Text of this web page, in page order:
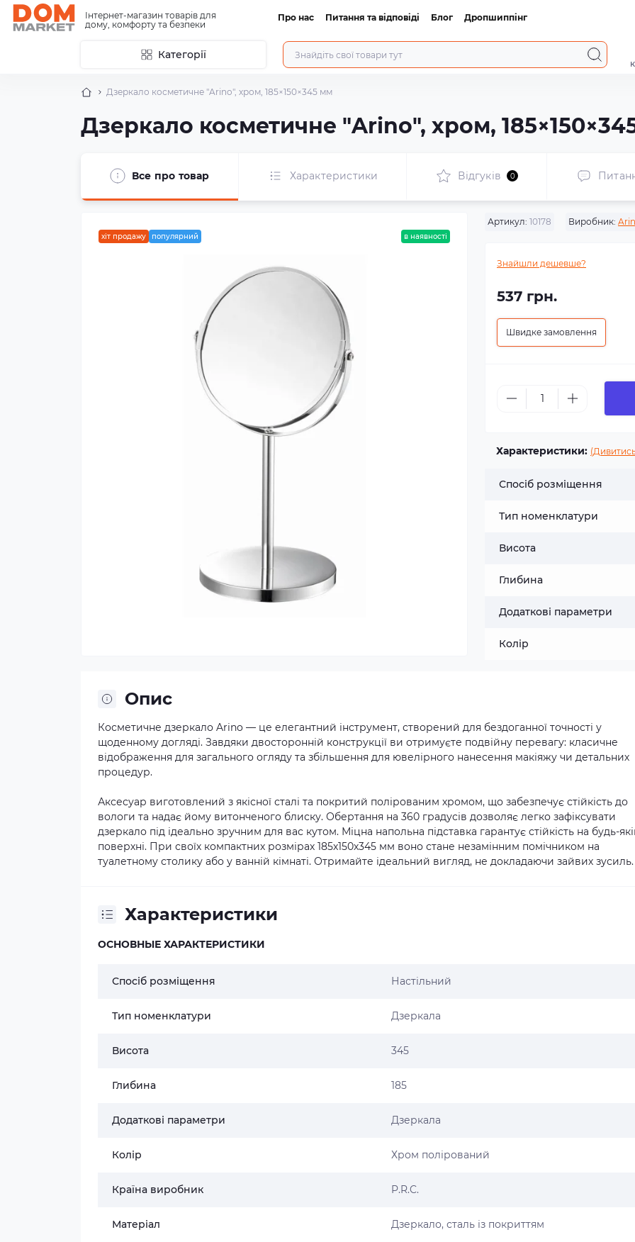
Інтернет-магазин товарів для
дому, комфорту та безпеки
Про нас Питання та відповіді Блог Дропшиппінг
Категорії
Дзеркало косметичне "Arino", хром, 185×150×345 мм
Дзеркало косметичне "Arino", хром,
Все про товар Характеристики Відгуків 0
хіт продажу популярний в наявності
Артикул: 10178 Виробник:
Знайшли дешевше?
537 грн.
Швидке замовлення
Характеристики:
Спосіб розміщення
Тип номенклатури
Висота
Глибина
Додаткові параметри
Колір
Опис
Косметичне дзеркало Arino — це елегантний інструмент, створений для бездоганної точності у
щоденному догляді. Завдяки двосторонній конструкції ви отримуєте подвійну перевагу: класичне
відображення для загального огляду та збільшення для ювелірного нанесення макіяжу чи детальних
процедур.
Аксесуар виготовлений з якісної сталі та покритий полірованим хромом, що забезпечує стійкість до
вологи та надає йому витонченого блиску. Обертання на 360 градусів дозволяє легко зафіксувати
дзеркало під ідеально зручним для вас кутом. Міцна напольна підставка гарантує стійкість на будь-
поверхні. При своїх компактних розмірах 185х150х345 мм воно стане незамінним помічником на
туалетному столику або у ванній кімнаті. Отримайте ідеальний вигляд, не докладаючи зайвих зусиль.
Характеристики
ОСНОВНЫЕ ХАРАКТЕРИСТИКИ
Спосіб розміщення Настільний
Тип номенклатури Дзеркала
Висота 345
Глибина 185
Додаткові параметри Дзеркала
Колір Хром полірований
Країна виробник P.R.C.
Матеріал Дзеркало, сталь із покриттям